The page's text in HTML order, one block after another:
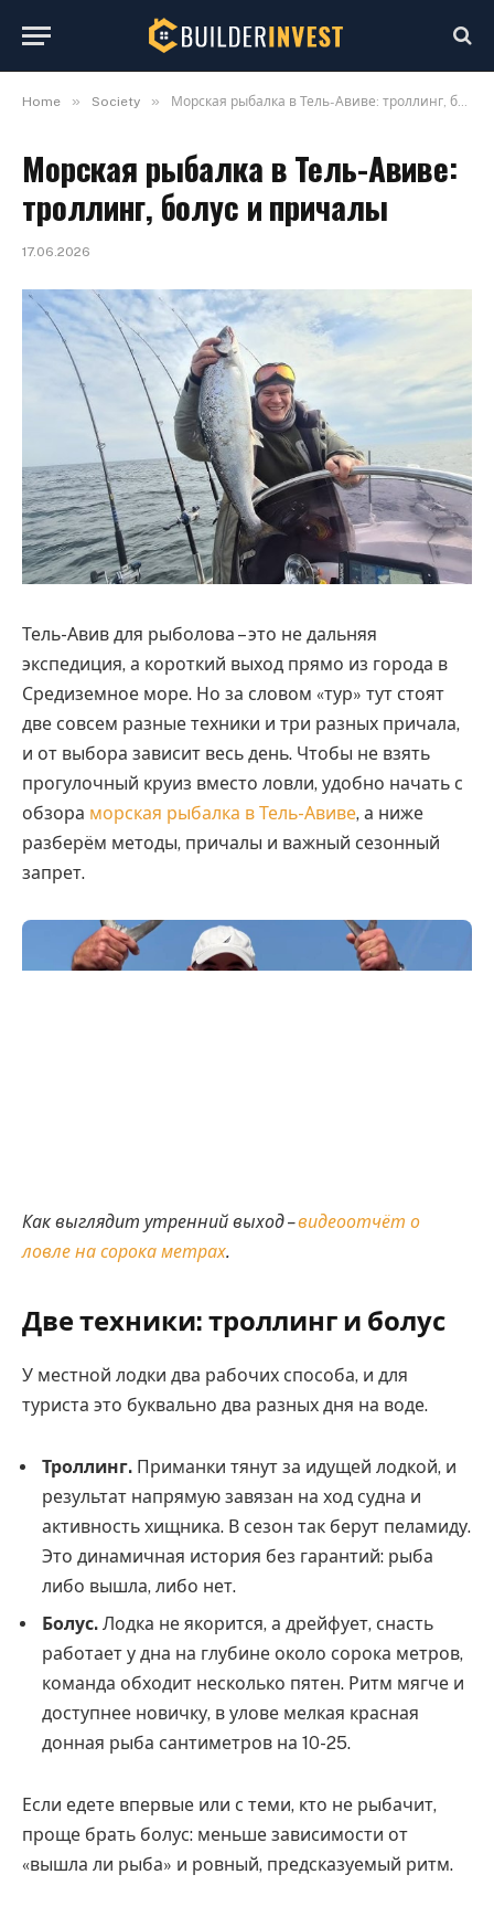
Home » Society » Морская рыбалка в Тель-Авиве: троллинг, болус и причалы
Морская рыбалка в Тель-Авиве:
троллинг, болус и причалы
17.06.2026
Тель-Авив для рыболова – это не дальняя
экспедиция, а короткий выход прямо из города в
Средиземное море. Но за словом «тур» тут стоят
две совсем разные техники и три разных причала,
и от выбора зависит весь день. Чтобы не взять
прогулочный круиз вместо ловли, удобно начать с
обзора морская рыбалка в Тель-Авиве, а ниже
разберём методы, причалы и важный сезонный
запрет.
Как выглядит утренний выход –видеоотчёт о
ловле на сорока метрах.
Две техники: троллинг и болус
У местной лодки два рабочих способа, и для
туриста это буквально два разных дня на воде.
Троллинг. Приманки тянут за идущей лодкой, и
результат напрямую завязан на ход судна и
активность хищника. В сезон так берут пеламиду.
Это динамичная история без гарантий: рыба
либо вышла, либо нет.
Болус. Лодка не якорится, а дрейфует, снасть
работает у дна на глубине около сорока метров,
команда обходит несколько пятен. Ритм мягче и
доступнее новичку, в улове мелкая красная
донная рыба сантиметров на 10-25.
Если едете впервые или с теми, кто не рыбачит,
проще брать болус: меньше зависимости от
«вышла ли рыба» и ровный, предсказуемый ритм.